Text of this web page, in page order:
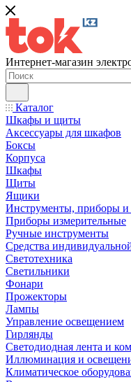
Интернет-магазин
Каталог
Шкафы и щиты
Аксессуары для шкафов
Боксы
Корпуса
Шкафы
Щиты
Ящики
Инструменты, приборы и
Приборы измерительные
Ручные инструменты
Средства
Светотехника
Светильники
Фонари
Прожекторы
Лампы
Управление освещением
Гирлянды
Светодиодная лента и
Иллюминация и
Климатическое